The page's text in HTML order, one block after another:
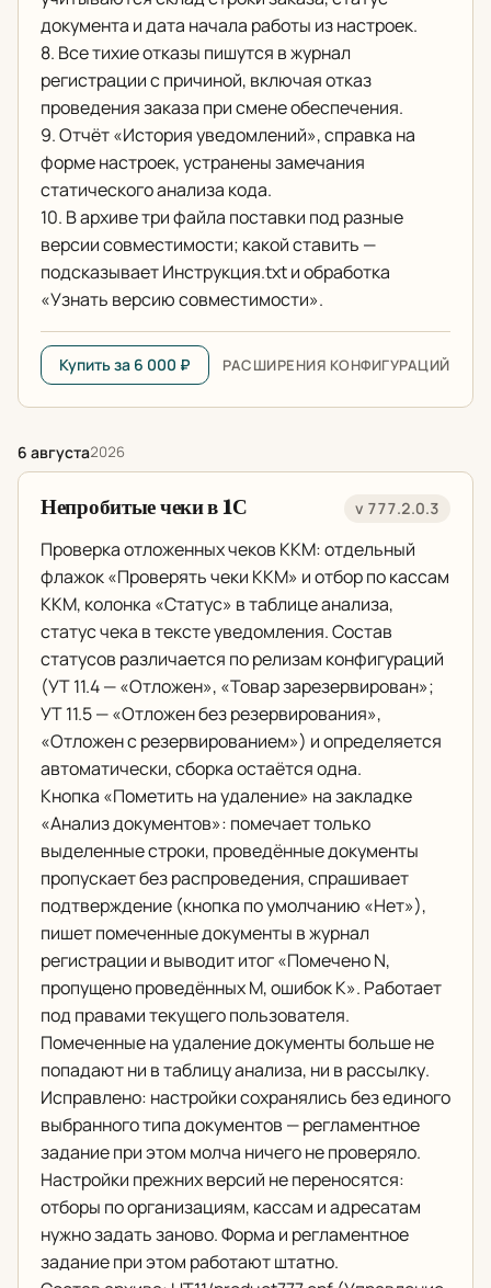
документа и дата начала работы из настроек.
8. Все тихие отказы пишутся в журнал
регистрации с причиной, включая отказ
проведения заказа при смене обеспечения.
9. Отчёт «История уведомлений», справка на
форме настроек, устранены замечания
статического анализа кода.
10. В архиве три файла поставки под разные
версии совместимости; какой ставить —
подсказывает Инструкция.txt и обработка
«Узнать версию совместимости».
Купить за 6 000 ₽ РАСШИРЕНИЯ КОНФИГУРАЦИЙ
6 августа2026
Непробитые чеки в 1С v 777.2.0.3
Проверка отложенных чеков ККМ: отдельный
флажок «Проверять чеки ККМ» и отбор по кассам
ККМ, колонка «Статус» в таблице анализа,
статус чека в тексте уведомления. Состав
статусов различается по релизам конфигураций
(УТ 11.4 — «Отложен», «Товар зарезервирован»;
УТ 11.5 — «Отложен без резервирования»,
«Отложен с резервированием») и определяется
автоматически, сборка остаётся одна.
Кнопка «Пометить на удаление» на закладке
«Анализ документов»: помечает только
выделенные строки, проведённые документы
пропускает без распроведения, спрашивает
подтверждение (кнопка по умолчанию «Нет»),
пишет помеченные документы в журнал
регистрации и выводит итог «Помечено N,
пропущено проведённых M, ошибок K». Работает
под правами текущего пользователя.
Помеченные на удаление документы больше не
попадают ни в таблицу анализа, ни в рассылку.
Исправлено: настройки сохранялись без единого
выбранного типа документов — регламентное
задание при этом молча ничего не проверяло.
Настройки прежних версий не переносятся:
отборы по организациям, кассам и адресатам
нужно задать заново. Форма и регламентное
задание при этом работают штатно.